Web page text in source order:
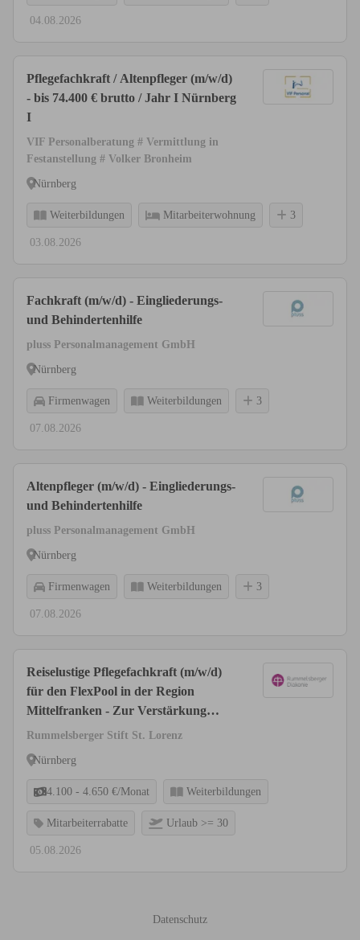
04.08.2026
Pflegefachkraft / Altenpfleger (m/w/d)
- bis 74.400 € brutto / Jahr I Nürnberg
I
VIF Personalberatung # Vermittlung in
Festanstellung # Volker Bronheim
Nürnberg
Weiterbildungen Mitarbeiterwohnung 3
03.08.2026
Fachkraft (m/w/d) - Eingliederungs-
und Behindertenhilfe
pluss Personalmanagement GmbH
Nürnberg
Firmenwagen Weiterbildungen 3
07.08.2026
Altenpfleger (m/w/d) - Eingliederungs-
und Behindertenhilfe
pluss Personalmanagement GmbH
Nürnberg
Firmenwagen Weiterbildungen 3
07.08.2026
Reiselustige Pflegefachkraft (m/w/d)
für den FlexPool in der Region
Mittelfranken - Zur Verstärkung
unseres Teams suchen wir Sie!
Rummelsberger Stift St. Lorenz
Nürnberg
4.100 - 4.650 €/Monat Weiterbildungen
Mitarbeiterrabatte Urlaub >= 30
05.08.2026
Datenschutz